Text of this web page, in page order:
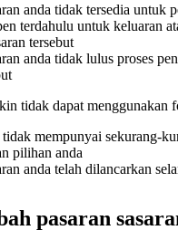
anda tidak tersedia untuk
terdahulu untuk keluaran
tersebut
anda tidak lulus proses
tidak dapat menggunakan
mempunyai sekurang-
pilihan anda
anda telah dilancarkan
pasaran